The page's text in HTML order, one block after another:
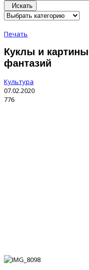
Искать
Печать
Куклы и
фантазий
Культура
07.02.2020
776